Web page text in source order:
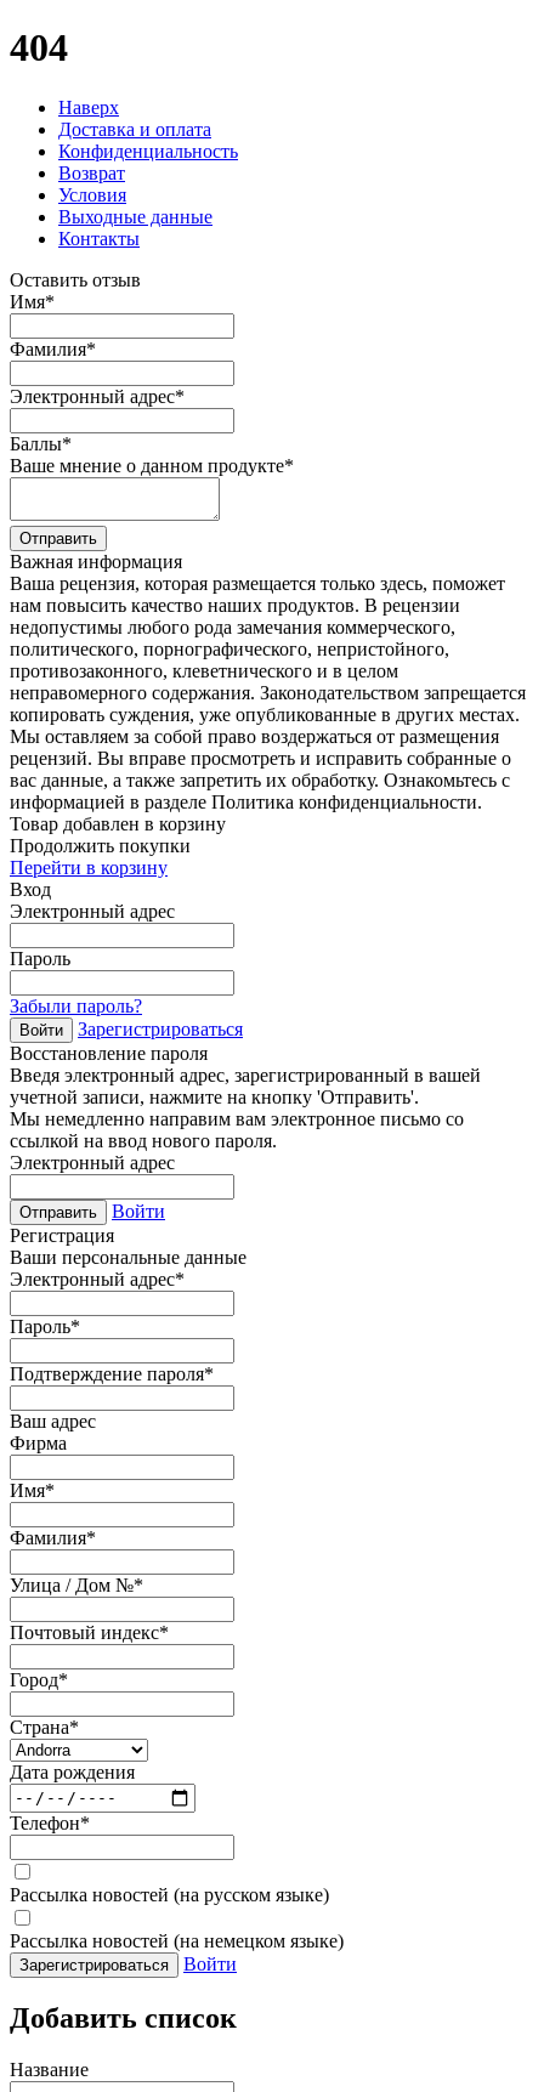
404
Наверх
Доставка и оплата
Конфиденциальность
Возврат
Условия
Выходные данные
Контакты
Оставить отзыв
Имя*
Фамилия*
Электронный адрес*
Баллы*
Ваше мнение о данном продукте*
Отправить
Важная информация
Ваша рецензия, которая размещается только здесь, поможет
нам повысить качество наших продуктов. В рецензии
недопустимы любого рода замечания коммерческого,
политического, порнографического, непристойного,
противозаконного, клеветнического и в целом
неправомерного содержания. Законодательством запрещается
копировать суждения, уже опубликованные в других местах.
Мы оставляем за собой право воздержаться от размещения
рецензий. Вы вправе просмотреть и исправить собранные о
вас данные, а также запретить их обработку. Ознакомьтесь с
информацией в разделе Политика конфиденциальности.
Товар добавлен в корзину
Продолжить покупки
Перейти в корзину
Вход
Электронный адрес
Пароль
Забыли пароль?
Войти
Зарегистрироваться
Восстановление пароля
Введя электронный адрес, зарегистрированный в вашей
учетной записи, нажмите на кнопку 'Отправить'.
Мы немедленно направим вам электронное письмо со
ссылкой на ввод нового пароля.
Электронный адрес
Отправить
Войти
Регистрация
Ваши персональные данные
Электронный адрес*
Пароль*
Подтверждение пароля*
Ваш адрес
Фирма
Имя*
Фамилия*
Улица / Дом №*
Почтовый индекс*
Город*
Страна*
Дата рождения
Телефон*
Рассылка новостей (на русском языке)
Рассылка новостей (на немецком языке)
Зарегистрироваться Войти
Добавить список
Название